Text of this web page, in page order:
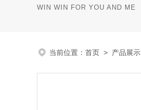
WIN WIN FOR YOU AND ME
当前位置： 首页 > 产品展示